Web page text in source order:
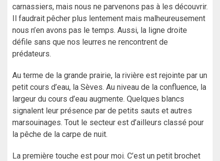
carnassiers, mais nous ne parvenons pas à les découvrir.
Il faudrait pêcher plus lentement mais malheureusement
nous n’en avons pas le temps. Aussi, la ligne droite
défile sans que nos leurres ne rencontrent de
prédateurs.
Au terme de la grande prairie, la rivière est rejointe par un
petit cours d’eau, la Sèves. Au niveau de la confluence, la
largeur du cours d’eau augmente. Quelques blancs
signalent leur présence par de petits sauts et autres
marsouinages. Tout le secteur est d’ailleurs classé pour
la pêche de la carpe de nuit.
La première touche est pour moi. C’est un petit brochet